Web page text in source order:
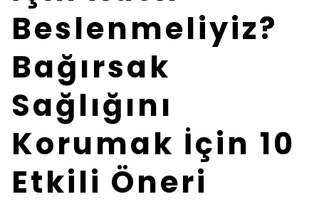
Beslenmeliyiz?
Bağırsak
Sağlığını
Korumak İçin 10
Etkili Öneri